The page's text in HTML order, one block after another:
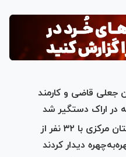
جعلی قاضی و کارمند
در اراک دستگیر شد
۳۴۰۰ نفر از شهروندان استان مرکزی با ۳۲ نفر از
دیدار کردند